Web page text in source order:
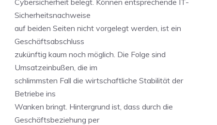
Cybersicherheit belegt. Können entsprechende IT-
Sicherheitsnachweise
auf beiden Seiten nicht vorgelegt werden, ist ein
Geschäftsabschluss
zukünftig kaum noch möglich. Die Folge sind
Umsatzeinbußen, die im
schlimmsten Fall die wirtschaftliche Stabilität der
Betriebe ins
Wanken bringt. Hintergrund ist, dass durch die
Geschäftsbeziehung per